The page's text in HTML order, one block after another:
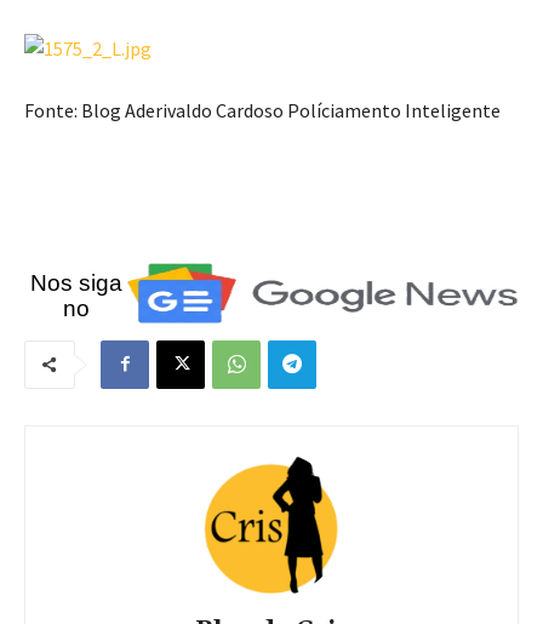
Fonte: Blog Aderivaldo Cardoso Políciamento Inteligente
Nos siga
no